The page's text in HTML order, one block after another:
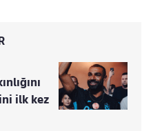
ilk kez